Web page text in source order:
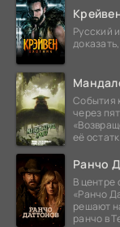
Русский
События
через
её
Ранчо
В центре
«Ранчо
решают
ранчо в